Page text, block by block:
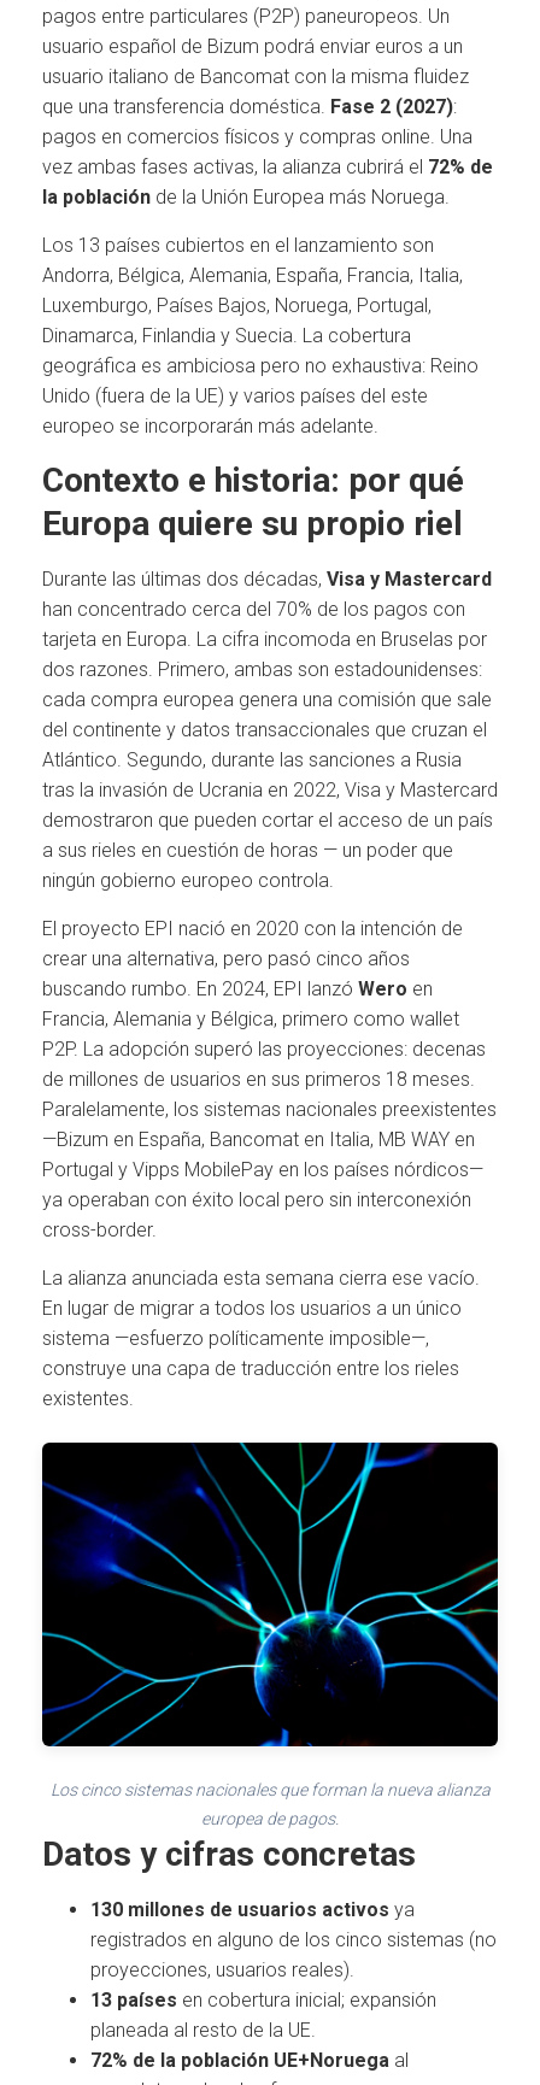
pagos entre particulares (P2P) paneuropeos. Un
usuario español de Bizum podrá enviar euros a un
usuario italiano de Bancomat con la misma fluidez
que una transferencia doméstica. Fase 2 (2027):
pagos en comercios físicos y compras online. Una
vez ambas fases activas, la alianza cubrirá el 72% de
la población de la Unión Europea más Noruega.
Los 13 países cubiertos en el lanzamiento son
Andorra, Bélgica, Alemania, España, Francia, Italia,
Luxemburgo, Países Bajos, Noruega, Portugal,
Dinamarca, Finlandia y Suecia. La cobertura
geográfica es ambiciosa pero no exhaustiva: Reino
Unido (fuera de la UE) y varios países del este
europeo se incorporarán más adelante.
Contexto e historia: por qué
Europa quiere su propio riel
Durante las últimas dos décadas, Visa y Mastercard
han concentrado cerca del 70% de los pagos con
tarjeta en Europa. La cifra incomoda en Bruselas por
dos razones. Primero, ambas son estadounidenses:
cada compra europea genera una comisión que sale
del continente y datos transaccionales que cruzan el
Atlántico. Segundo, durante las sanciones a Rusia
tras la invasión de Ucrania en 2022, Visa y Mastercard
demostraron que pueden cortar el acceso de un país
a sus rieles en cuestión de horas — un poder que
ningún gobierno europeo controla.
El proyecto EPI nació en 2020 con la intención de
crear una alternativa, pero pasó cinco años
buscando rumbo. En 2024, EPI lanzó Wero en
Francia, Alemania y Bélgica, primero como wallet
P2P. La adopción superó las proyecciones: decenas
de millones de usuarios en sus primeros 18 meses.
Paralelamente, los sistemas nacionales preexistentes
—Bizum en España, Bancomat en Italia, MB WAY en
Portugal y Vipps MobilePay en los países nórdicos—
ya operaban con éxito local pero sin interconexión
cross-border.
La alianza anunciada esta semana cierra ese vacío.
En lugar de migrar a todos los usuarios a un único
sistema —esfuerzo políticamente imposible—,
construye una capa de traducción entre los rieles
existentes.
Los cinco sistemas nacionales que forman la nueva alianza
europea de pagos.
Datos y cifras concretas
130 millones de usuarios activos ya
registrados en alguno de los cinco sistemas (no
proyecciones, usuarios reales).
13 países en cobertura inicial; expansión
planeada al resto de la UE.
72% de la población UE+Noruega al